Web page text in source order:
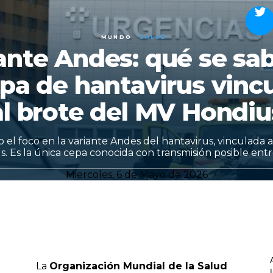
MUNDO SALUD
Andes: qué se
de hantavirus
brote del MV
el foco en la variante Andes del hantavirus, vinculada
Es la única cepa conocida con transmisión posible
Miercoles, 6 de Mayo de 2026
La Organización Mundial de la Salud